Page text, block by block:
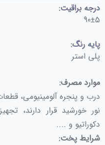
درجه براقیت:
90±5
پایه رنگ:
پلی استر
موارد مصرف:
درب و پنجره آلومینیومی،
نور خورشید قرار دارند،
دکوراتیو و ....
شرایط پخت: